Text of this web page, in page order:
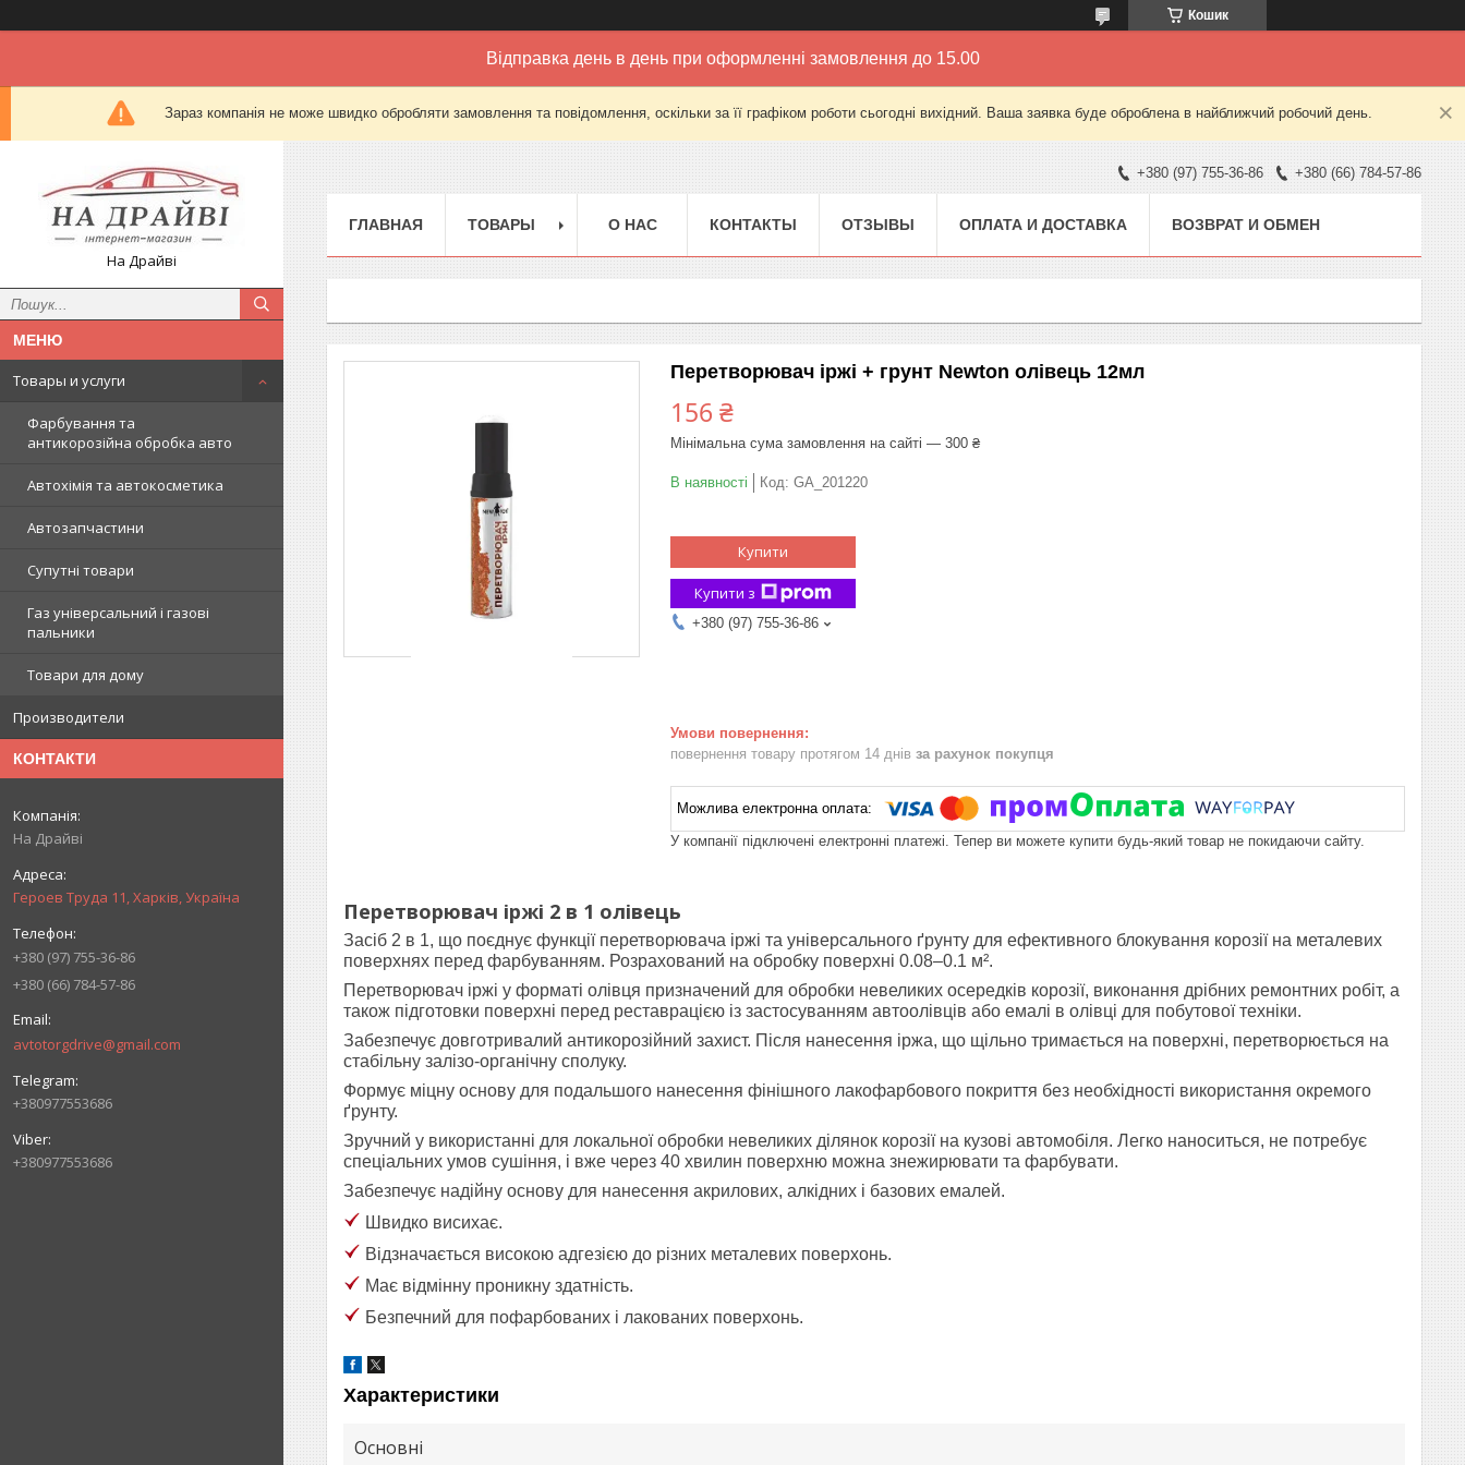
Кошик
Відправка день в день при оформленні замовлення до 15.00
Зараз компанія не може швидко обробляти замовлення та повідомлення, оскільки за її графіком роботи сьогодні вихідний. Ваша заявка буде оброблена в найближчий робочий день.
На Драйві
Товары и услуги
Фарбування та
антикорозійна обробка авто
Автохімія та автокосметика
Автозапчастини
Супутні товари
Газ універсальний і газові
пальники
Товари для дому
Производители
КОНТАКТИ
На Драйві
Героев Труда 11, Харків, Україна
+380 (97) 755-36-86
+380 (66) 784-57-86
avtotorgdrive@gmail.com
+380977553686
+380977553686
+380 (97) 755-36-86 +380 (66) 784-57-86
ГЛАВНАЯ ТОВАРЫ О НАС КОНТАКТЫ ОТЗЫВЫ ОПЛАТА И ДОСТАВКА ВОЗВРАТ И ОБМЕН
Перетворювач іржі + грунт Newton олівець 12мл
156 ₴
Мінімальна сума замовлення на сайті — 300 ₴
В наявності Код: GA_201220
Купити
Купити з
+380 (97) 755-36-86
повернення товару протягом 14 днів за рахунок покупця
У компанії підключені електронні платежі. Тепер ви можете купити будь-який товар не покидаючи сайту.
Перетворювач іржі 2 в 1 олівець
Засіб 2 в 1, що поєднує функції перетворювача іржі та універсального ґрунту для ефективного блокування корозії на металевих
поверхнях перед фарбуванням. Розрахований на обробку поверхні 0.08–0.1 м².
Перетворювач іржі у форматі олівця призначений для обробки невеликих осередків корозії, виконання дрібних ремонтних робіт, а
також підготовки поверхні перед реставрацією із застосуванням автоолівців або емалі в олівці для побутової техніки.
Забезпечує довготривалий антикорозійний захист. Після нанесення іржа, що щільно тримається на поверхні, перетворюється на
стабільну залізо-органічну сполуку.
Формує міцну основу для подальшого нанесення фінішного лакофарбового покриття без необхідності використання окремого
ґрунту.
Зручний у використанні для локальної обробки невеликих ділянок корозії на кузові автомобіля. Легко наноситься, не потребує
спеціальних умов сушіння, і вже через 40 хвилин поверхню можна знежирювати та фарбувати.
Забезпечує надійну основу для нанесення акрилових, алкідних і базових емалей.
Швидко висихає.
Відзначається високою адгезією до різних металевих поверхонь.
Має відмінну проникну здатність.
Безпечний для пофарбованих і лакованих поверхонь.
Характеристики
Основні